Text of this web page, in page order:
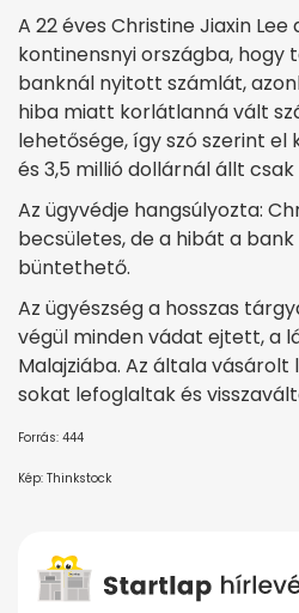
A 22 éves Christine Jiaxin
kontinensnyi országba, hogy
banknál nyitott számlát,
hiba miatt korlátlanná vált
lehetősége, így szó szerint el
és 3,5 millió dollárnál állt csak
Az ügyvédje hangsúlyozta:
becsületes, de a hibát a
büntethető.
Az ügyészség a hosszas
végül minden vádat ejtett, a
Malajziába. Az általa
sokat lefoglaltak és
Forrás: 444
Kép: Thinkstock